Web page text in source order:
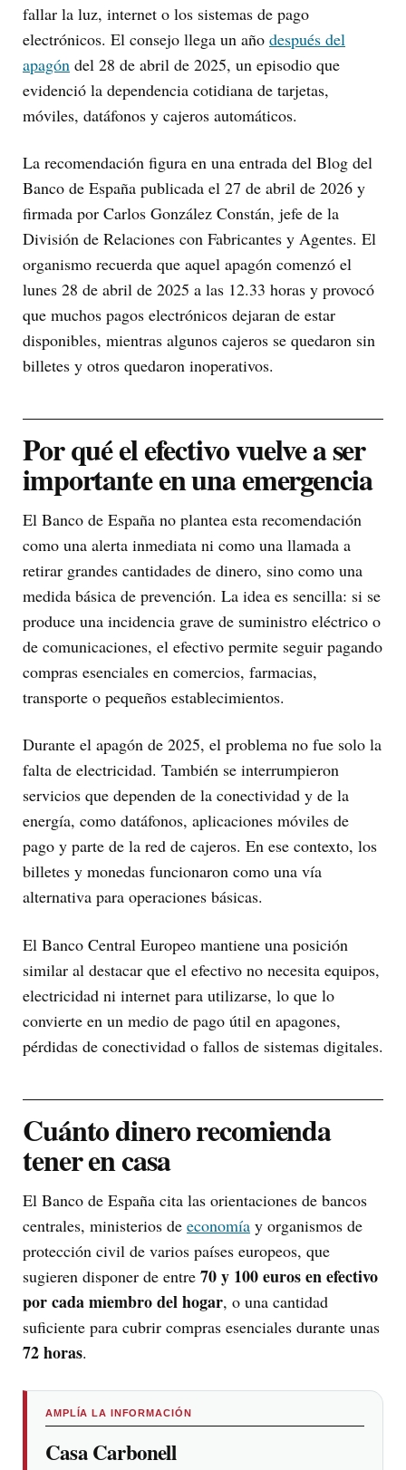
fallar la luz, internet o los sistemas de pago
electrónicos. El consejo llega un año después del
apagón del 28 de abril de 2025, un episodio que
evidenció la dependencia cotidiana de tarjetas,
móviles, datáfonos y cajeros automáticos.
La recomendación figura en una entrada del Blog del
Banco de España publicada el 27 de abril de 2026 y
firmada por Carlos González Constán, jefe de la
División de Relaciones con Fabricantes y Agentes. El
organismo recuerda que aquel apagón comenzó el
lunes 28 de abril de 2025 a las 12.33 horas y provocó
que muchos pagos electrónicos dejaran de estar
disponibles, mientras algunos cajeros se quedaron sin
billetes y otros quedaron inoperativos.
Por qué el efectivo vuelve a ser
importante en una emergencia
El Banco de España no plantea esta recomendación
como una alerta inmediata ni como una llamada a
retirar grandes cantidades de dinero, sino como una
medida básica de prevención. La idea es sencilla: si se
produce una incidencia grave de suministro eléctrico o
de comunicaciones, el efectivo permite seguir pagando
compras esenciales en comercios, farmacias,
transporte o pequeños establecimientos.
Durante el apagón de 2025, el problema no fue solo la
falta de electricidad. También se interrumpieron
servicios que dependen de la conectividad y de la
energía, como datáfonos, aplicaciones móviles de
pago y parte de la red de cajeros. En ese contexto, los
billetes y monedas funcionaron como una vía
alternativa para operaciones básicas.
El Banco Central Europeo mantiene una posición
similar al destacar que el efectivo no necesita equipos,
electricidad ni internet para utilizarse, lo que lo
convierte en un medio de pago útil en apagones,
pérdidas de conectividad o fallos de sistemas digitales.
Cuánto dinero recomienda
tener en casa
El Banco de España cita las orientaciones de bancos
centrales, ministerios de economía y organismos de
protección civil de varios países europeos, que
sugieren disponer de entre 70 y 100 euros en efectivo
por cada miembro del hogar, o una cantidad
suficiente para cubrir compras esenciales durante unas
72 horas.
AMPLÍA LA INFORMACIÓN
Casa Carbonell